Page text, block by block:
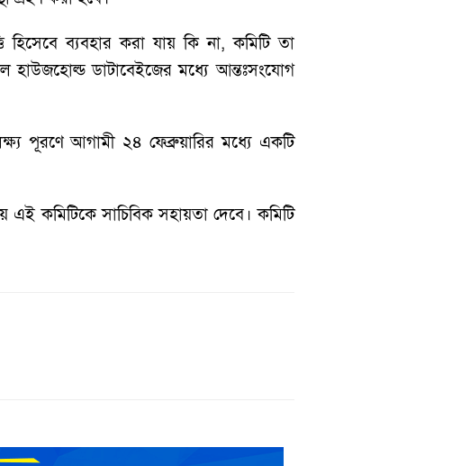
ব্যবহার করা যায় কি না, কমিটি তা
হাউজহোল্ড ডাটাবেইজের মধ্যে আন্তঃসংযোগ
পূরণে আগামী ২৪ ফেব্রুয়ারির মধ্যে একটি
এই কমিটিকে সাচিবিক সহায়তা দেবে। কমিটি